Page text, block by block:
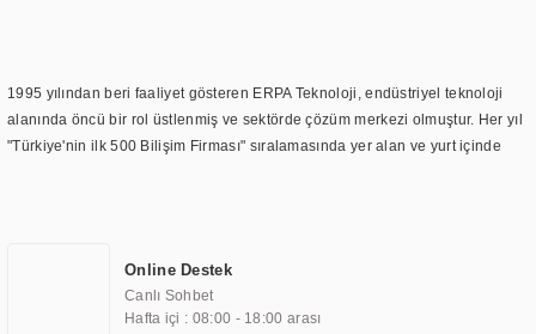
1995 yılından beri faaliyet gösteren ERPA Teknoloji, endüstriyel teknoloji
alanında öncü bir rol üstlenmiş ve sektörde çözüm merkezi olmuştur. Her yıl
"Türkiye'nin ilk 500 Bilişim Firması" sıralamasında yer alan ve yurt içinde
TOCHI markası altında kendi ürettiği ürünlerde kullanmıştır. Günümüzde
TOCHI; videowall, digital signage, kiosk, totem, akıllı durak ekranı, araç içi
ekran, asansör ekranı, digital menüboard, marin ekran, medikal ekran,
Online Destek
Canlı Sohbet
Hafta içi : 08:00 - 18:00 arası